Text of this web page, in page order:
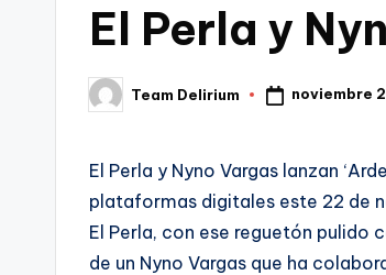
El Perla y
Publicado
por
Team Delirium noviembre
El Perla y Nyno Vargas lanzan
plataformas digitales este 22 de
El Perla, con ese reguetón pulido
de un Nyno Vargas que ha